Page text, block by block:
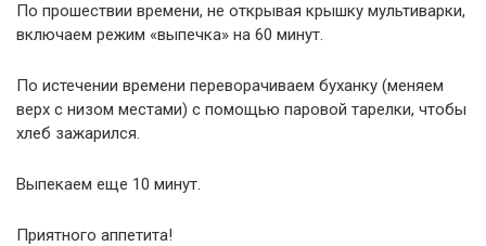
По прошествии времени, не открывая крышку мультиварки,
включаем режим «выпечка» на 60 минут.
По истечении времени переворачиваем буханку (меняем
верх с низом местами) с помощью паровой тарелки, чтобы
хлеб зажарился.
Выпекаем еще 10 минут.
Приятного аппетита!